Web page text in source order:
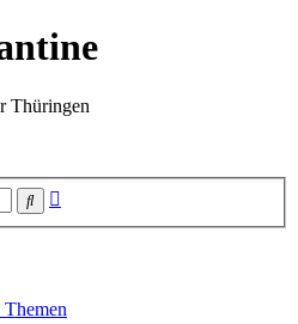
Thüringen
Suche